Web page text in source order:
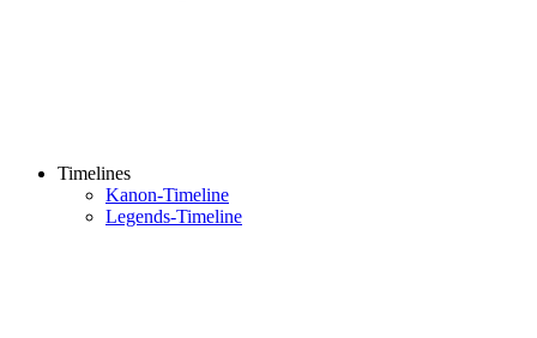
Timelines
Kanon-Timeline
Legends-Timeline